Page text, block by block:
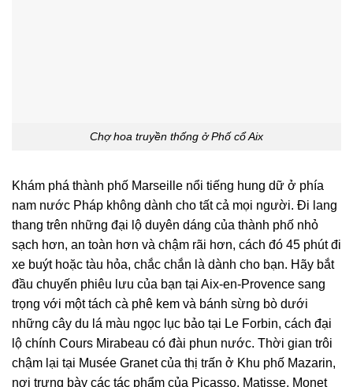
Chợ hoa truyền thống ở Phố cổ Aix
Khám phá thành phố Marseille nổi tiếng hung dữ ở phía
nam nước Pháp không dành cho tất cả mọi người. Đi lang
thang trên những đại lộ duyên dáng của thành phố nhỏ
sạch hơn, an toàn hơn và chậm rãi hơn, cách đó 45 phút đi
xe buýt hoặc tàu hỏa, chắc chắn là dành cho bạn. Hãy bắt
đầu chuyến phiêu lưu của bạn tại Aix-en-Provence sang
trọng với một tách cà phê kem và bánh sừng bò dưới
những cây du lá màu ngọc lục bảo tại Le Forbin, cách đại
lộ chính Cours Mirabeau có đài phun nước. Thời gian trôi
chậm lại tại Musée Granet của thị trấn ở Khu phố Mazarin,
nơi trưng bày các tác phẩm của Picasso, Matisse, Monet